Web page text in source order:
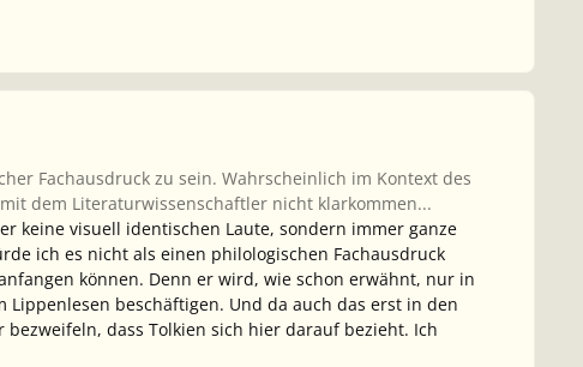
Fachausdruck zu sein. Wahrscheinlich im Kontext des
dem Literaturwissenschaftler nicht klarkommen...
keine visuell identischen Laute, sondern immer ganze
ich es nicht als einen philologischen Fachausdruck
können. Denn er wird, wie schon erwähnt, nur in
beschäftigen. Und da auch das erst in den
dass Tolkien sich hier darauf bezieht. Ich